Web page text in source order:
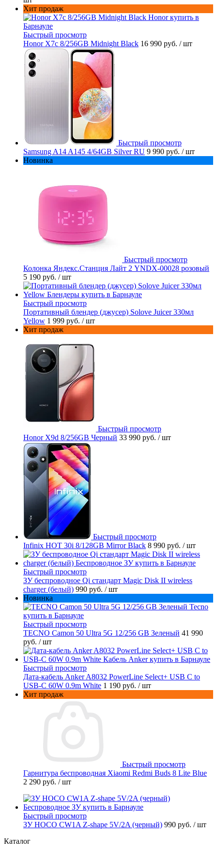
Хит продаж
Быстрый просмотр
Honor X7c 8/256GB Midnight Black 16 990 руб. / шт
Быстрый просмотр
Samsung A14 A145 4/64GB Silver RU 9 990 руб. / шт
Новинка
Быстрый просмотр
Колонка Яндекс.Станция Лайт 2 YNDX-00028 розовый
5 190 руб. / шт
Быстрый просмотр
Портативный блендер (джусер) Solove Juicer 330мл
Yellow 1 999 руб. / шт
Хит продаж
Быстрый просмотр
Honor X9d 8/256GB Черный 33 990 руб. / шт
Быстрый просмотр
Infinix HOT 30i 8/128GB Mirror Black 8 990 руб. / шт
Быстрый просмотр
ЗУ беспроводное Qi стандарт Magic Disk II wireless
charger (белый) 990 руб. / шт
Новинка
Быстрый просмотр
TECNO Camon 50 Ultra 5G 12/256 GB Зеленый 41 990
руб. / шт
Быстрый просмотр
Дата-кабель Anker A8032 PowerLine Select+ USB C to
USB-C 60W 0.9m White 1 190 руб. / шт
Хит продаж
Быстрый просмотр
Гарнитура беспроводная Xiaomi Redmi Buds 8 Lite Blue
2 290 руб. / шт
Быстрый просмотр
ЗУ HOCO CW1A Z-shape 5V/2A (черный) 990 руб. / шт
Каталог